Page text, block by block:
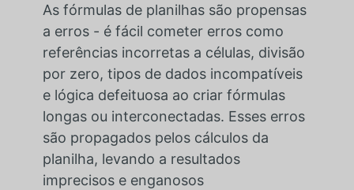
As fórmulas de planilhas são propensas
a erros - é fácil cometer erros como
referências incorretas a células, divisão
por zero, tipos de dados incompatíveis
e lógica defeituosa ao criar fórmulas
longas ou interconectadas. Esses erros
são propagados pelos cálculos da
planilha, levando a resultados
imprecisos e enganosos